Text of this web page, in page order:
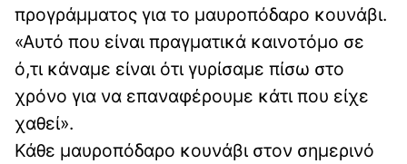
προγράμματος για το μαυροπόδαρο κουνάβι.
«Αυτό που είναι πραγματικά καινοτόμο σε
ό,τι κάναμε είναι ότι γυρίσαμε πίσω στο
χρόνο για να επαναφέρουμε κάτι που είχε
χαθεί».
Κάθε μαυροπόδαρο κουνάβι στον σημερινό